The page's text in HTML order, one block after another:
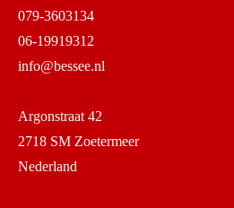
079-3603134
06-19919312
info@bessee.nl
Argonstraat 42
2718 SM Zoetermeer
Nederland